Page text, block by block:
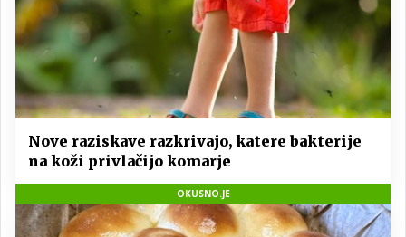
Nove raziskave razkrivajo, katere bakterije
na koži privlačijo komarje
OKUSNO.JE